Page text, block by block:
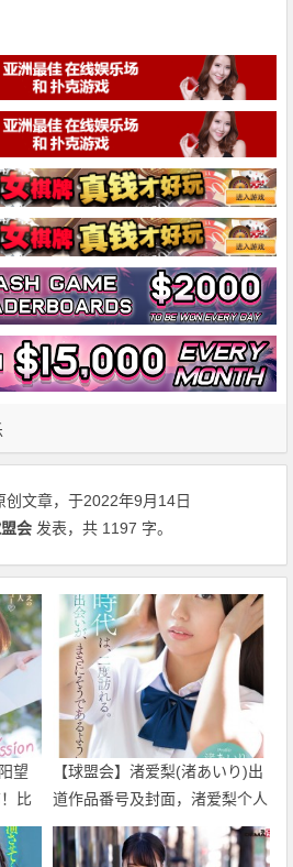
创文章，于2022年9月14日
会 发表，共 1197 字。
望
比
几乎
【球盟会】渚爱梨(渚あいり)出
道作品番号及封面，渚爱梨个人
简介